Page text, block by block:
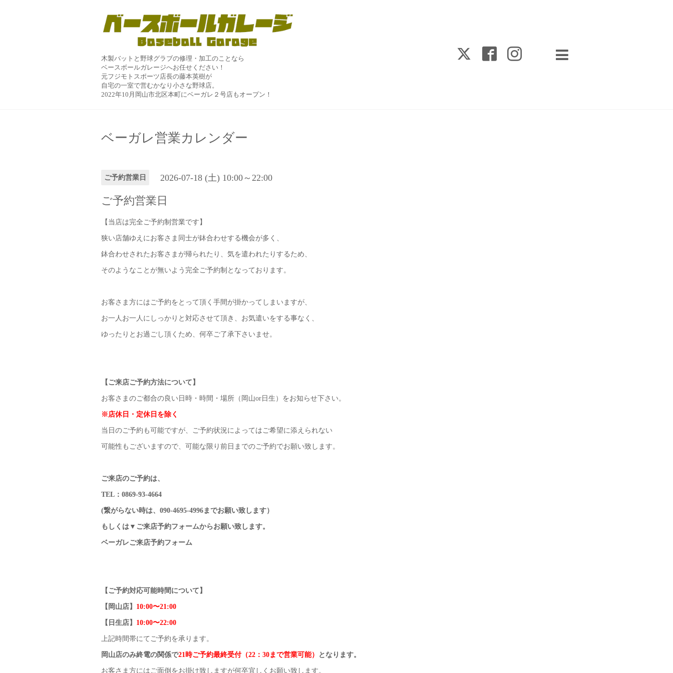
木製バットと野球グラブの修理・加工のことなら
ベースボールガレージへお任せください！
元フジモトスポーツ店長の藤本英樹が
自宅の一室で営むかなり小さな野球店。
2022年10月岡山市北区本町にベーガレ２号店もオープン！
ベーガレ営業カレンダー
ご予約営業日 2026-07-18 (土) 10:00～22:00
ご予約営業日
【当店は完全ご予約制営業です】
狭い店舗ゆえにお客さま同士が鉢合わせする機会が多く、
鉢合わせされたお客さまが帰られたり、気を遣われたりするため、
そのようなことが無いよう完全ご予約制となっております。
お客さま方にはご予約をとって頂く手間が掛かってしまいますが、
お一人お一人にしっかりと対応させて頂き、お気遣いをする事なく、
ゆったりとお過ごし頂くため、何卒ご了承下さいませ。
【ご来店ご予約方法について】
お客さまのご都合の良い日時・時間・場所（岡山or日生）をお知らせ下さい。
※店休日・定休日を除く
当日のご予約も可能ですが、ご予約状況によってはご希望に添えられない
可能性もございますので、可能な限り前日までのご予約でお願い致します。
ご来店のご予約は、
TEL：0869-93-4664
(繋がらない時は、090-4695-4996までお願い致します）
もしくは▼ご来店予約フォームからお願い致します。
ベーガレご来店予約フォーム
【ご予約対応可能時間について】
【岡山店】 10:00〜21:00
【日生店】 10:00〜22:00
上記時間帯にてご予約を承ります。
岡山店のみ終電の関係で21時ご予約最終受付（22：30まで営業可能） となります。
お客さま方にはご面倒をお掛け致しますが何卒宜しくお願い致します。